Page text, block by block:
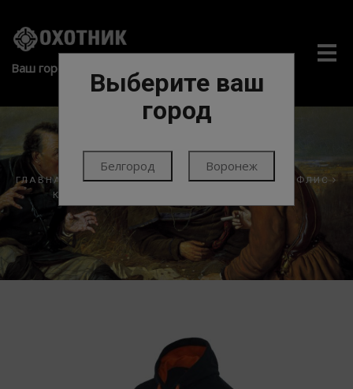
Ваш город:
Выберите ваш
город
Белгород Воронеж
ГЛАВНАЯ ЭКИПИРОВКА ОДЕЖДА
КОСТЮМЫ ФЛИС
КОСТЮМ ТРИКОТАЖНЫЙ ENERGY ЧЕРНЫЙ